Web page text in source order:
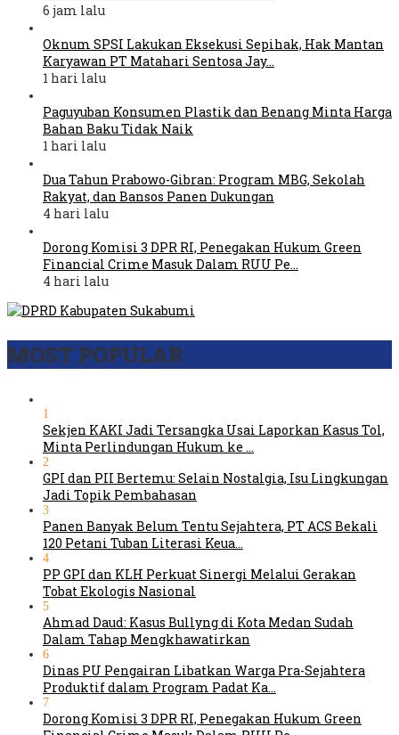
6 jam lalu
Oknum SPSI Lakukan Eksekusi Sepihak, Hak Mantan
Karyawan PT Matahari Sentosa Jay…
1 hari lalu
Paguyuban Konsumen Plastik dan Benang Minta Harga
Bahan Baku Tidak Naik
1 hari lalu
Dua Tahun Prabowo-Gibran: Program MBG, Sekolah
Rakyat, dan Bansos Panen Dukungan
4 hari lalu
Dorong Komisi 3 DPR RI, Penegakan Hukum Green
Financial Crime Masuk Dalam RUU Pe…
4 hari lalu
MOST POPULAR
1
Sekjen KAKI Jadi Tersangka Usai Laporkan Kasus Tol,
Minta Perlindungan Hukum ke …
2
GPI dan PII Bertemu: Selain Nostalgia, Isu Lingkungan
Jadi Topik Pembahasan
3
Panen Banyak Belum Tentu Sejahtera, PT ACS Bekali
120 Petani Tuban Literasi Keua…
4
PP GPI dan KLH Perkuat Sinergi Melalui Gerakan
Tobat Ekologis Nasional
5
Ahmad Daud: Kasus Bullyng di Kota Medan Sudah
Dalam Tahap Mengkhawatirkan
6
Dinas PU Pengairan Libatkan Warga Pra-Sejahtera
Produktif dalam Program Padat Ka…
7
Dorong Komisi 3 DPR RI, Penegakan Hukum Green